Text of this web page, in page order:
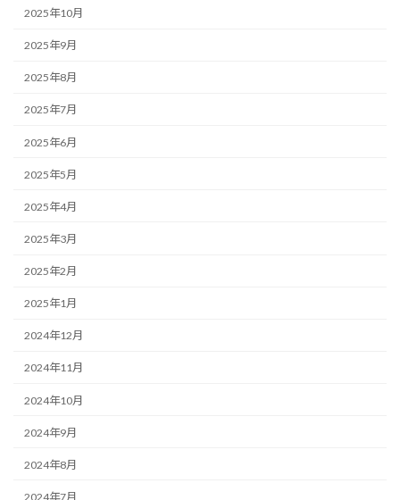
2025年10月
2025年9月
2025年8月
2025年7月
2025年6月
2025年5月
2025年4月
2025年3月
2025年2月
2025年1月
2024年12月
2024年11月
2024年10月
2024年9月
2024年8月
2024年7月